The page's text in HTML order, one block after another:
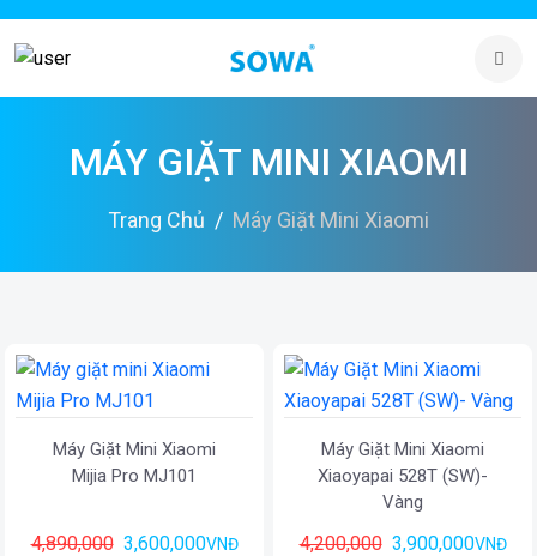
MÁY GIẶT MINI XIAOMI
Trang Chủ Máy Giặt Mini Xiaomi
Máy Giặt Mini Xiaomi
Mijia Pro MJ101
4,890,000 3,600,000VNĐ
Máy Giặt Mini Xiaomi
Xiaoyapai 528T (SW)-
Vàng
4,200,000 3,900,000VNĐ